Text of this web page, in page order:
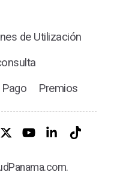
de Utilización
Premios